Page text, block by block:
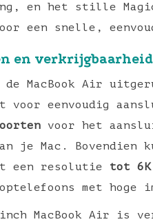
en het stille Magic
een snelle,
en verkrijgbaarheid
MacBook Air
voor eenvoudig
voor het
je Mac. Bovendien
een resolutie tot 6K
met hoge
inch MacBook Air is